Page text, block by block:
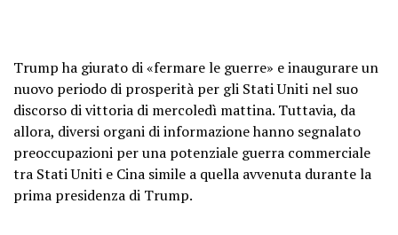
Trump ha giurato di «fermare le guerre» e inaugurare un
nuovo periodo di prosperità per gli Stati Uniti nel suo
discorso di vittoria di mercoledì mattina. Tuttavia, da
allora, diversi organi di informazione hanno segnalato
preoccupazioni per una potenziale guerra commerciale
tra Stati Uniti e Cina simile a quella avvenuta durante la
prima presidenza di Trump.